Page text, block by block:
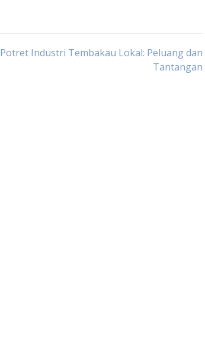
Potret Industri Tembakau Lokal: Peluang dan
Tantangan